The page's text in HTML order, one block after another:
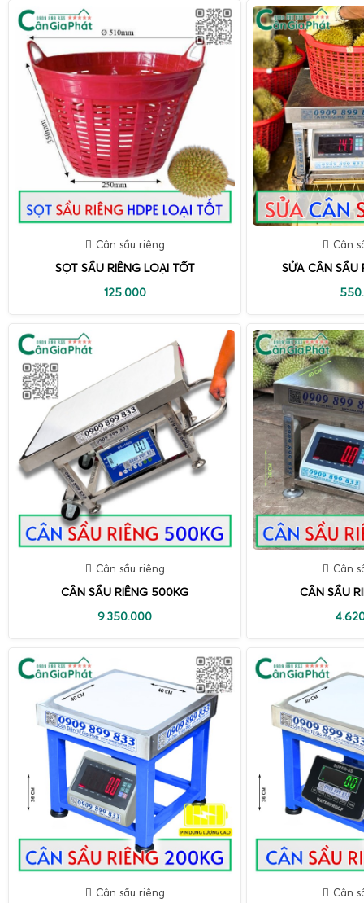
Cân sầu riêng
SỌT SẦU RIÊNG LOẠI TỐT
125.000
Cân
SỬA CÂN SẦU
Cân sầu riêng
CÂN SẦU RIÊNG 500KG
9.350.000
Cân
CÂN SẦU
Cân sầu riêng Cân